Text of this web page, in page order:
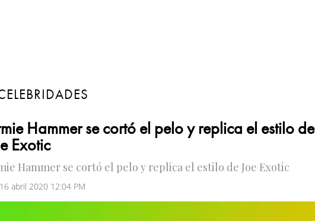
Hammer se cortó el pelo y replica el estilo de
Exotic
Hammer se cortó el pelo y replica el estilo de Joe Exotic
abril 2020 12:04 PM